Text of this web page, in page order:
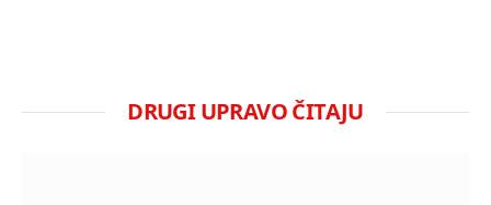
DRUGI UPRAVO ČITAJU